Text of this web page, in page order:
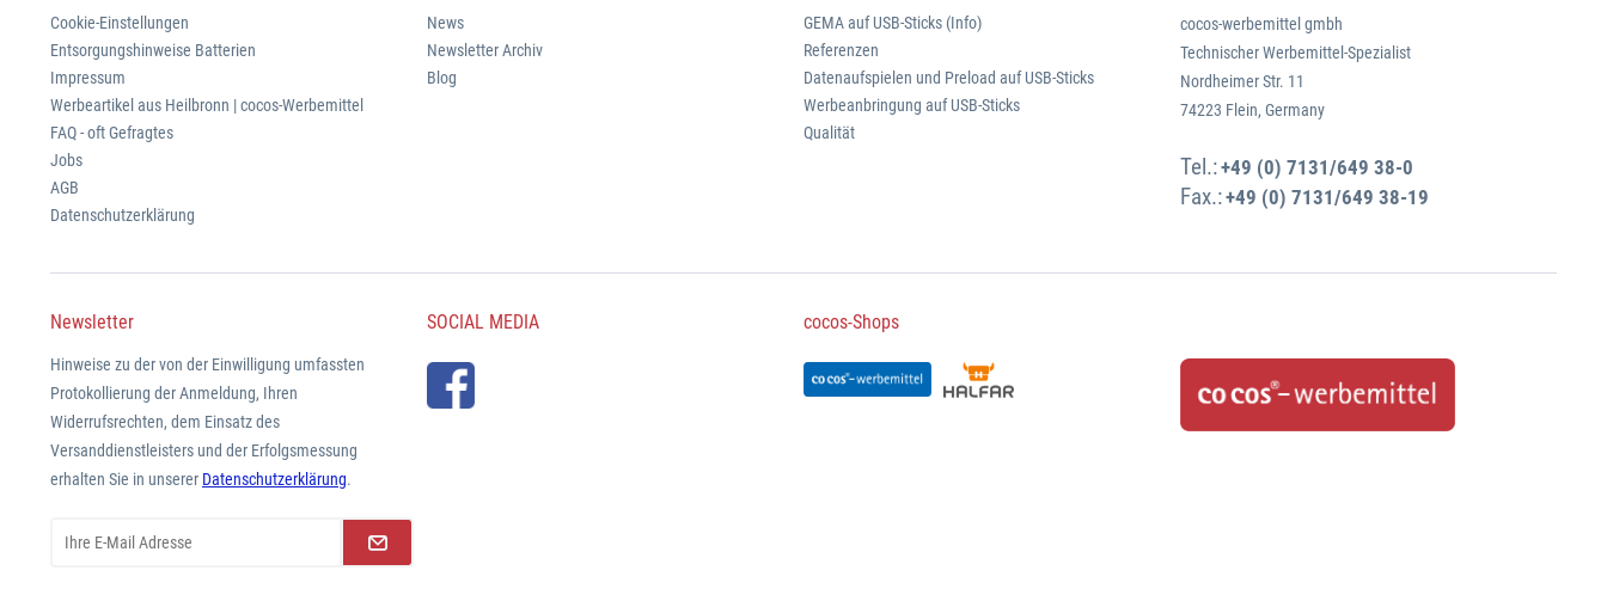
Cookie-Einstellungen
Entsorgungshinweise Batterien
Impressum
Werbeartikel aus Heilbronn | cocos-Werbemittel
FAQ - oft Gefragtes
Jobs
AGB
Datenschutzerklärung
News
Newsletter Archiv
Blog
GEMA auf USB-Sticks (Info)
Referenzen
Datenaufspielen und Preload auf USB-Sticks
Werbeanbringung auf USB-Sticks
Qualität
cocos-werbemittel gmbh
Technischer Werbemittel-Spezialist
Nordheimer Str. 11
74223 Flein, Germany
Tel.:+49 (0) 7131/649 38-0
Fax.:+49 (0) 7131/649 38-19
Newsletter
Hinweise zu der von der Einwilligung umfassten
Protokollierung der Anmeldung, Ihren
Widerrufsrechten, dem Einsatz des
Versanddienstleisters und der Erfolgsmessung
erhalten Sie in unserer Datenschutzerklärung.
SOCIAL MEDIA cocos-Shops